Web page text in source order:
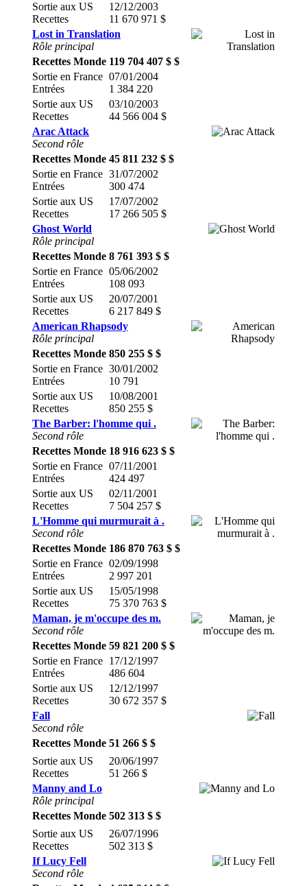
Sortie aux US
Recettes
12/12/2003
11 670 971 $
Lost in Translation
Rôle principal
Recettes Monde 119 704 407 $ $
Sortie en France
Entrées
07/01/2004
1 384 220
Sortie aux US
Recettes
03/10/2003
44 566 004 $
Arac Attack
Second rôle
Recettes Monde 45 811 232 $ $
Sortie en France
Entrées
31/07/2002
300 474
Sortie aux US
Recettes
17/07/2002
17 266 505 $
Ghost World
Rôle principal
Recettes Monde 8 761 393 $ $
Sortie en France
Entrées
05/06/2002
108 093
Sortie aux US
Recettes
20/07/2001
6 217 849 $
American Rhapsody
Rôle principal
Recettes Monde 850 255 $ $
Sortie en France
Entrées
30/01/2002
10 791
Sortie aux US
Recettes
10/08/2001
850 255 $
The Barber: l'homme qui .
Second rôle
Recettes Monde 18 916 623 $ $
Sortie en France
Entrées
07/11/2001
424 497
Sortie aux US
Recettes
02/11/2001
7 504 257 $
L'Homme qui murmurait à .
Second rôle
Recettes Monde 186 870 763 $ $
Sortie en France
Entrées
02/09/1998
2 997 201
Sortie aux US
Recettes
15/05/1998
75 370 763 $
Maman, je m'occupe des m.
Second rôle
Recettes Monde 59 821 200 $ $
Sortie en France
Entrées
17/12/1997
486 604
Sortie aux US
Recettes
12/12/1997
30 672 357 $
Fall
Second rôle
Recettes Monde 51 266 $ $
Sortie aux US
Recettes
20/06/1997
51 266 $
Manny and Lo
Rôle principal
Recettes Monde 502 313 $ $
Sortie aux US
Recettes
26/07/1996
502 313 $
If Lucy Fell
Second rôle